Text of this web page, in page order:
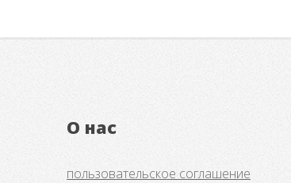
О нас
пользовательское соглашение